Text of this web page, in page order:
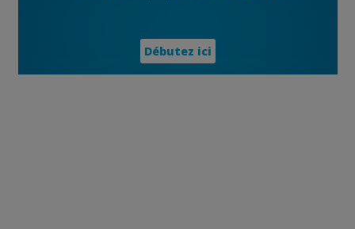
Débutez ici